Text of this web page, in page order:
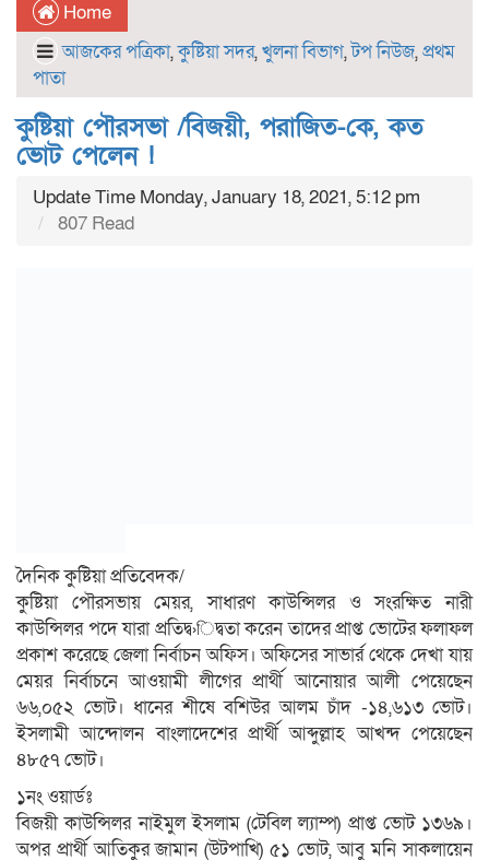
Home
আজকের পত্রিকা,কুষ্টিয়া সদর,খুলনা বিভাগ,টপ নিউজ,প্রথম
পাতা
কুষ্টিয়া পৌরসভা /বিজয়ী, পরাজিত-কে, কত
ভোট পেলেন !
Update Time Monday, January 18, 2021, 5:12 pm
807 Read
দৈনিক কুষ্টিয়া প্রতিবেদক/
কুষ্টিয়া পৌরসভায় মেয়র, সাধারণ কাউন্সিলর ও সংরক্ষিত নারী
কাউন্সিলর পদে যারা প্রতিদ্ব›িদ্বতা করেন তাদের প্রাপ্ত ভোটের ফলাফল
প্রকাশ করেছে জেলা নির্বাচন অফিস। অফিসের সাভার্র থেকে দেখা যায়
মেয়র নির্বাচনে আওয়ামী লীগের প্রার্থী আনোয়ার আলী পেয়েছেন
৬৬,০৫২ ভোট। ধানের শীষে বশিউর আলম চাঁদ -১৪,৬১৩ ভোট।
ইসলামী আন্দোলন বাংলাদেশের প্রার্থী আব্দুল্লাহ আখন্দ পেয়েছেন
৪৮৫৭ ভোট।
১নং ওয়ার্ডঃ
বিজয়ী কাউন্সিলর নাইমুল ইসলাম (টেবিল ল্যাম্প) প্রাপ্ত ভোট ১৩৬৯।
অপর প্রার্থী আতিকুর জামান (উটপাখি) ৫১ ভোট, আবু মনি সাকলায়েন